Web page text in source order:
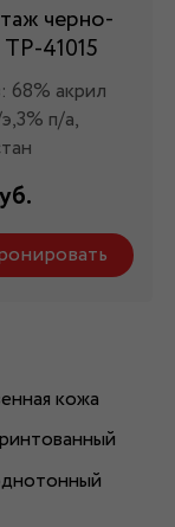
черно-
41015
68% акрил
п/а,
кожа